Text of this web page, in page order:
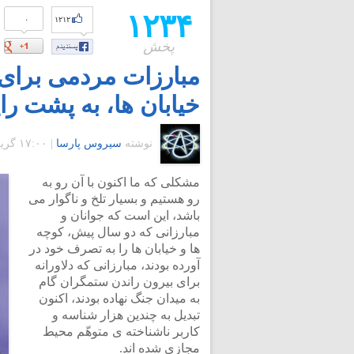
۱۲۳۴
پخش
۰ ۱۲۱۲
مبارزات مردمی
خیابان ها، به پشت
نوشته سیروس پارسا ۱۷:۰۰ گرينويچ - چهارشنبه ۲۲ تیر ۱۳۹۰
مشکلی که ما اکنون با آن رو به
رو هستیم و بسیار تلخ و ناگوار می
باشد، این است که جوانان و
مبارزانی که دو سال پیش، کوچه
ها و خیابان ها را به تصرف خود در
آورده بودند، مبارزانی که دلاورانه
برای بیرون راندن ستمگران گام
به میدان جنگ نهاده بودند، اکنون
تبدیل به چندین هزار شناسه و
کاربر ناشناخته ی متوهّم محیط
مجازی شده اند.